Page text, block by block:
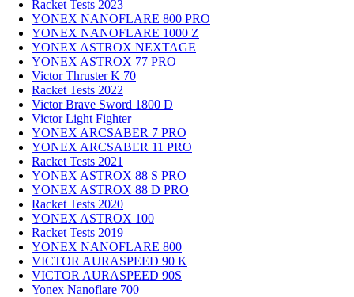
Racket Tests 2023
YONEX NANOFLARE 800 PRO
YONEX NANOFLARE 1000 Z
YONEX ASTROX NEXTAGE
YONEX ASTROX 77 PRO
Victor Thruster K 70
Racket Tests 2022
Victor Brave Sword 1800 D
Victor Light Fighter
YONEX ARCSABER 7 PRO
YONEX ARCSABER 11 PRO
Racket Tests 2021
YONEX ASTROX 88 S PRO
YONEX ASTROX 88 D PRO
Racket Tests 2020
YONEX ASTROX 100
Racket Tests 2019
YONEX NANOFLARE 800
VICTOR AURASPEED 90 K
VICTOR AURASPEED 90S
Yonex Nanoflare 700